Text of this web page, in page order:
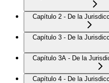
Capítulo 2 - De la
Capítulo 3 - De la
Capítulo 3A - De la
Capítulo 4 - De la